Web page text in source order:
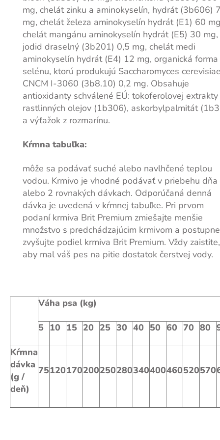
mg, chelát zinku a aminokyselín, hydrát (3b606)
mg, chelát železa aminokyselín hydrát (E1) 60
chelát mangánu aminokyselín hydrát (E5) 30 mg,
jodid draselný (3b201) 0,5 mg, chelát medi
aminokyselín hydrát (E4) 12 mg, organická forma
selénu, ktorú produkujú Saccharomyces
CNCM I-3060 (3b8.10) 0,2 mg. Obsahuje
antioxidanty schválené EÚ: tokoferolovej extrakty
rastlinných olejov (1b306), askorbylpalmitát
a výťažok z rozmarínu.
Kŕmna tabuľka:
môže sa podávať suché alebo navlhčené teplou
vodou. Krmivo je vhodné podávať v priebehu
alebo 2 rovnakých dávkach. Odporúčaná denná
dávka je uvedená v kŕmnej tabuľke. Pri prvom
podaní krmiva Brit Premium zmiešajte menšie
množstvo s predchádzajúcim krmivom a postupne
zvyšujte podiel krmiva Brit Premium. Vždy zaistite,
aby mal váš pes na pitie dostatok čerstvej vody.
Váha psa (kg)
5 10 15 20 25 30 40 50 60 70 80
Kŕmna
dávka
(g /
deň)
75120170200250280340400460520570